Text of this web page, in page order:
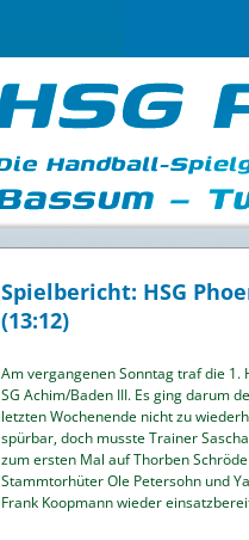
Spielbericht: HSG
(13:12)
Am vergangenen Sonntag traf die
SG Achim/Baden III. Es ging darum
letzten Wochenende nicht zu
spürbar, doch musste Trainer
zum ersten Mal auf Thorben
Stammtorhüter Ole Petersohn und
Frank Koopmann wieder